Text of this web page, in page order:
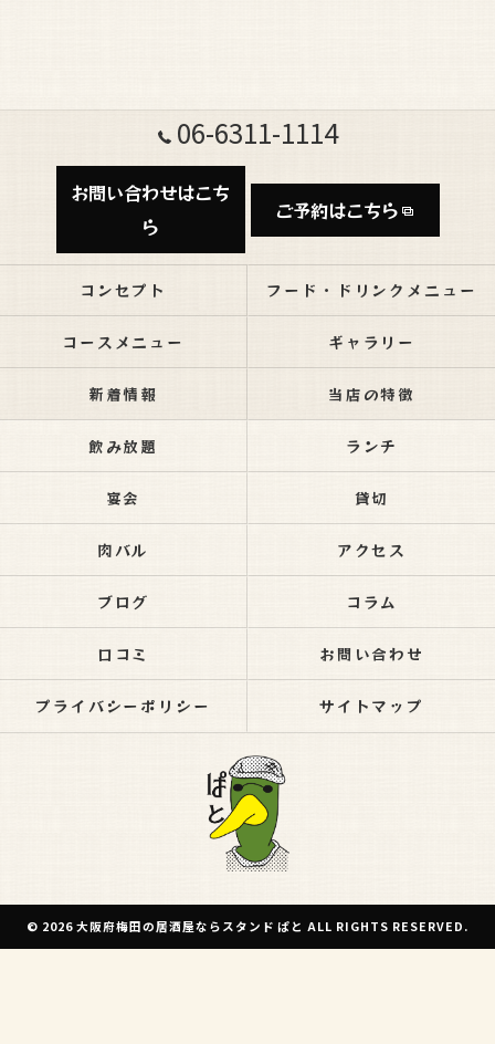
06-6311-1114
お問い合わせはこち
ら
ご予約はこちら
コンセプト フード・ドリンクメニュー
コースメニュー ギャラリー
新着情報 当店の特徴
飲み放題 ランチ
宴会 貸切
肉バル アクセス
ブログ コラム
口コミ お問い合わせ
プライバシーポリシー サイトマップ
© 2026 大阪府梅田の居酒屋ならスタンド ぱと ALL RIGHTS RESERVED.